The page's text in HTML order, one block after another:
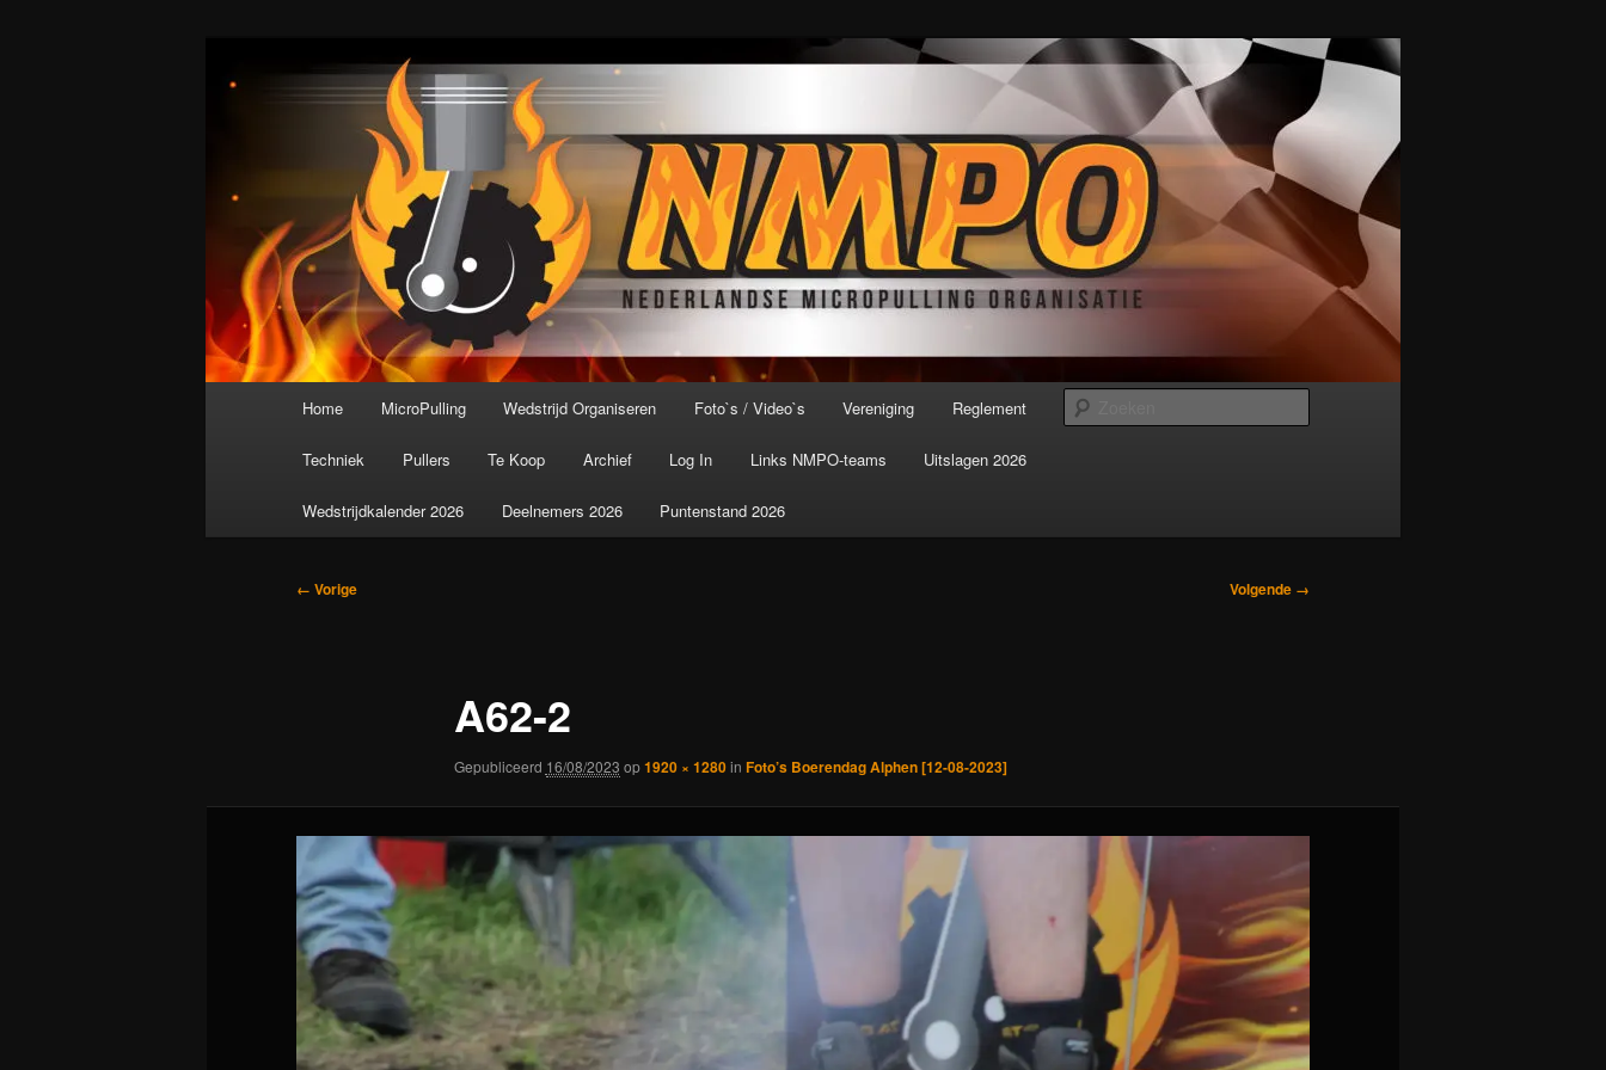
Nederlandse MicroPulling Organisatie
De meest krachtige modelbouwsport ter wereld!
Home MicroPulling Wedstrijd Organiseren Foto`s / Video`s Vereniging Reglement
Techniek Pullers Te Koop Archief Log In Links NMPO-teams Uitslagen 2026
Wedstrijdkalender 2026 Deelnemers 2026 Puntenstand 2026
Afbeeldingsnavigatie
← Vorige Volgende →
A62-2
Gepubliceerd 16/08/2023 op1920 × 1280in Foto’s Boerendag Alphen [12-08-2023]